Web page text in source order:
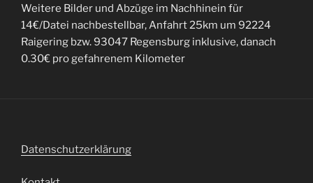
Weitere Bilder und Abzüge im Nachhinein für
14€/Datei nachbestellbar, Anfahrt 25km um 92224
Raigering bzw. 93047 Regensburg inklusive, danach
0.30€ pro gefahrenem Kilometer
Datenschutzerklärung